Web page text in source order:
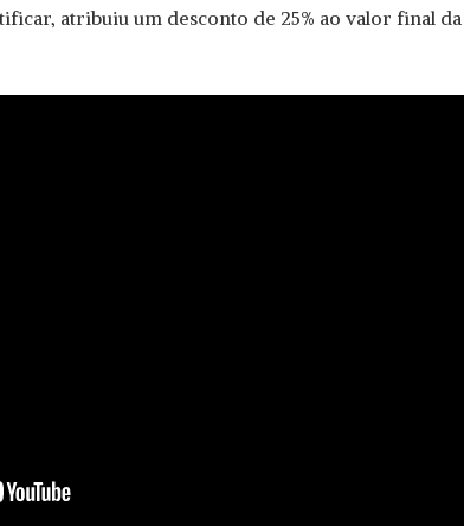
atribuiu um desconto de 25% ao valor final da